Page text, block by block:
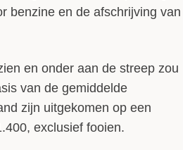
benzine en de afschrijving van
en onder aan de streep zou
van de gemiddelde
zijn uitgekomen op een
exclusief fooien.